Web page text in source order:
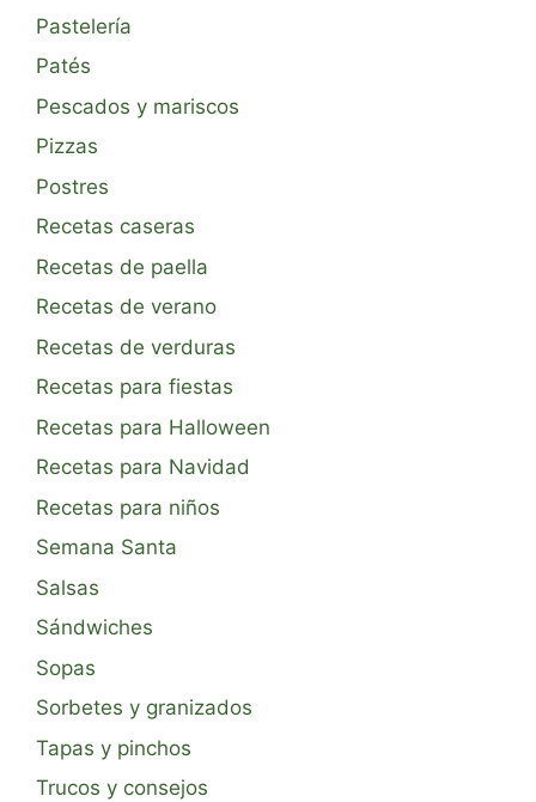
Pastelería
Patés
Pescados y mariscos
Pizzas
Postres
Recetas caseras
Recetas de paella
Recetas de verano
Recetas de verduras
Recetas para fiestas
Recetas para Halloween
Recetas para Navidad
Recetas para niños
Semana Santa
Salsas
Sándwiches
Sopas
Sorbetes y granizados
Tapas y pinchos
Trucos y consejos